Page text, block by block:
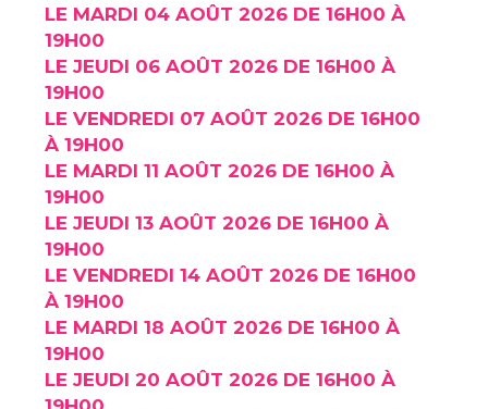
LE MARDI 04 AOÛT 2026 DE 16H00 À
19H00
LE JEUDI 06 AOÛT 2026 DE 16H00 À
19H00
LE VENDREDI 07 AOÛT 2026 DE 16H00
À 19H00
LE MARDI 11 AOÛT 2026 DE 16H00 À
19H00
LE JEUDI 13 AOÛT 2026 DE 16H00 À
19H00
LE VENDREDI 14 AOÛT 2026 DE 16H00
À 19H00
LE MARDI 18 AOÛT 2026 DE 16H00 À
19H00
LE JEUDI 20 AOÛT 2026 DE 16H00 À